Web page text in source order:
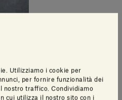
Utilizziamo i cookie per
per fornire funzionalità dei
nostro traffico. Condividiamo
cui utilizza il nostro sito con i